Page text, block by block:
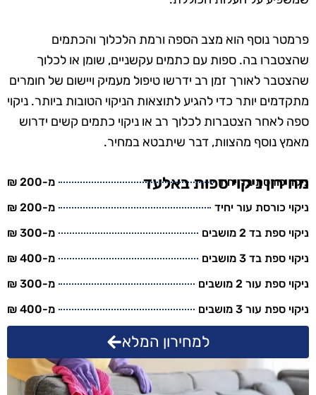
פרמטר נוסף הוא מצב הספה ורמת הלכלוך והכתמים
שהצטברו בה. ספות עם כתמים עקשניים, שומן או לכלוך
שהצטבר לאורך זמן רב ידרשו טיפול מעמיק ויישום של חומרים
מתקדמים יותר כדי להגיע לתוצאות הניקוי הטובות ביותר. ניקוי
ספה לאחר הצטברות לכלוך רב או ניקוי כתמים קשים ידרוש
מאמץ נוסף מהצוות, דבר שיתבטא במחיר.
מחירון ניקוי ספות באלעד
ניקוי כורסת בד יחיד
מ-200 ₪
ניקוי כורסת עור יחיד
מ-200 ₪
ניקוי ספת בד 2 מושבים
מ-300 ₪
ניקוי ספת בד 3 מושבים
מ-400 ₪
ניקוי ספת עור 2 מושבים
מ-300 ₪
ניקוי ספת עור 3 מושבים
מ-400 ₪
למחירון המלא